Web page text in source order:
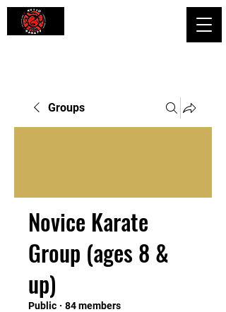
Groups
Novice Karate
Group (ages 8 &
up)
Public · 84 members